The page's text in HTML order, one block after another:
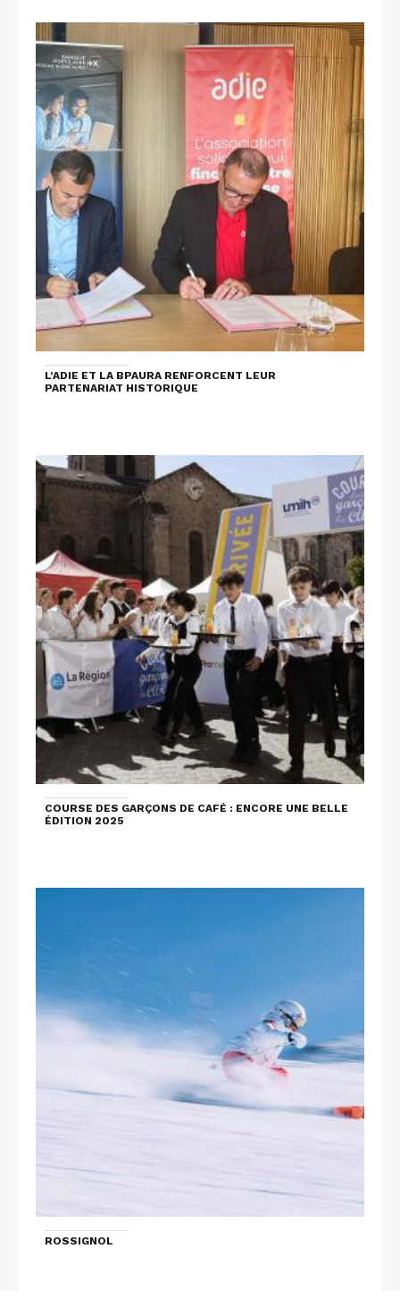
L’ADIE ET LA BPAURA RENFORCENT LEUR
PARTENARIAT HISTORIQUE
COURSE DES GARÇONS DE CAFÉ : ENCORE UNE BELLE
ÉDITION 2025
ROSSIGNOL